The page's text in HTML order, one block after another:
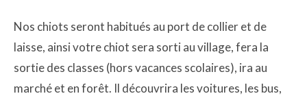
Nos chiots seront habitués au port de collier et de
laisse, ainsi votre chiot sera sorti au village, fera la
sortie des classes (hors vacances scolaires), ira au
marché et en forêt. Il découvrira les voitures, les bus,